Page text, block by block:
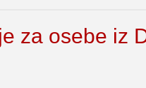
za osebe iz